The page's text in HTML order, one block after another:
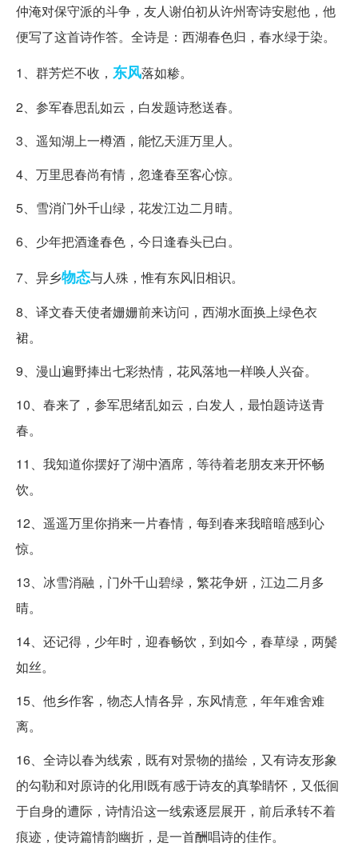
仲淹对保守派的斗争，友人谢伯初从许州寄诗安慰他，他
便写了这首诗作答。全诗是：西湖春色归，春水绿于染。
1、群芳烂不收， 东风落如糁。
2、参军春思乱如云，白发题诗愁送春。
3、遥知湖上一樽酒，能忆天涯万里人。
4、万里思春尚有情，忽逢春至客心惊。
5、雪消门外千山绿，花发江边二月晴。
6、少年把酒逢春色，今日逢春头已白。
7、异乡物态与人殊，惟有东风旧相识。
8、译文春天使者姗姗前来访问，西湖水面换上绿色衣
裙。
9、漫山遍野捧出七彩热情，花风落地一样唤人兴奋。
10、春来了，参军思绪乱如云，白发人，最怕题诗送青
春。
11、我知道你摆好了湖中酒席，等待着老朋友来开怀畅
饮。
12、遥遥万里你捎来一片春情，每到春来我暗暗感到心
惊。
13、冰雪消融，门外千山碧绿，繁花争妍，江边二月多
晴。
14、还记得，少年时，迎春畅饮，到如今，春草绿，两鬓
如丝。
15、他乡作客，物态人情各异，东风情意，年年难舍难
离。
16、全诗以春为线索，既有对景物的描绘，又有诗友形象
的勾勒和对原诗的化用l既有感于诗友的真挚睛怀，又低徊
于自身的遭际，诗情沿这一线索逐层展开，前后承转不着
痕迹，使诗篇情韵幽折，是一首酬唱诗的佳作。